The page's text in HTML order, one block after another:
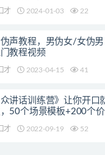
才 2024-01-03 22
声教程，男伪女/女伪
教程视频
才 2023-04-15 41
众讲话训练营》让你开口
50个场景模板+200个
句
才 2022-09-19 52